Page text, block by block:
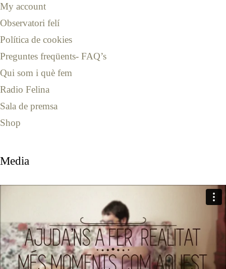
My account
Observatori felí
Política de cookies
Preguntes freqüents- FAQ’s
Qui som i què fem
Radio Felina
Sala de premsa
Shop
Media